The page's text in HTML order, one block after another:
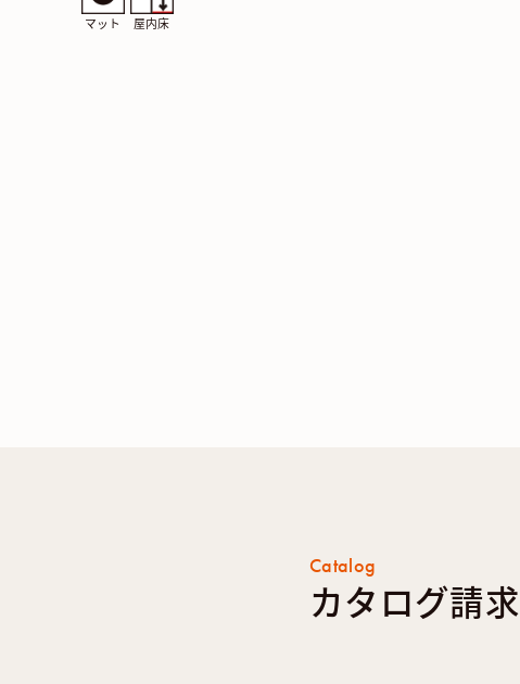
マット 屋内床
Catalog
カタログ請求